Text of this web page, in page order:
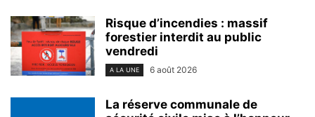
Risque d’incendies : massif
forestier interdit au public
vendredi
A LA UNE 6 août 2026
La réserve communale de